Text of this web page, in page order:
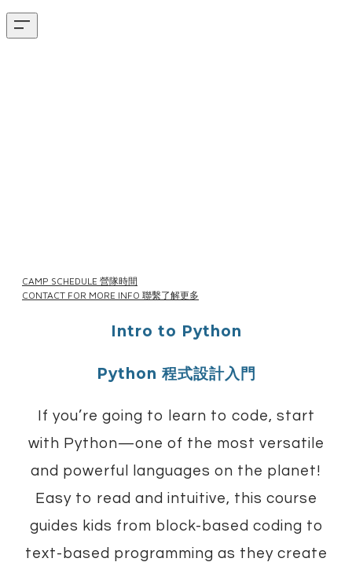
CAMP SCHEDULE 營隊時間
CONTACT FOR MORE INFO 聯繫了解更多
Intro to Python
Python 程式設計入門
If you’re going to learn to code, start
with Python—one of the most versatile
and powerful languages on the planet!
Easy to read and intuitive, this course
guides kids from block-based coding to
text-based programming as they create